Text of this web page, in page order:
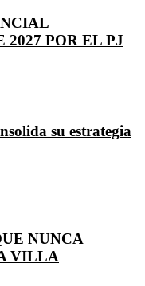
2027 POR EL PJ
su estrategia
NUNCA
VILLA